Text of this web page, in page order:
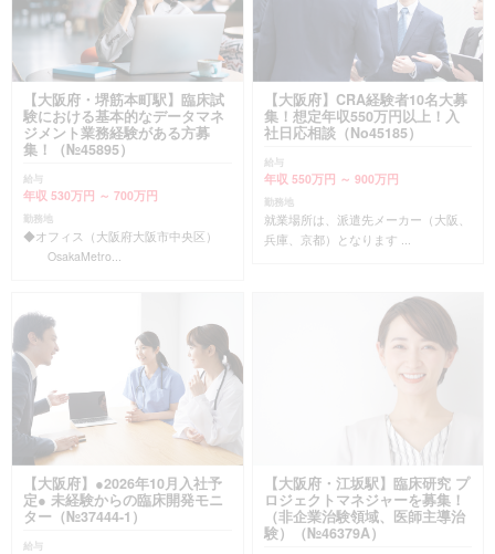
【大阪府・堺筋本町駅】臨床試
験における基本的なデータマネ
ジメント業務経験がある方募
集！（№45895）
給与
年収 530万円 ～ 700万円
勤務地
◆オフィス（大阪府大阪市中央区）
OsakaMetro...
【大阪府】CRA経験者10名大募
集！想定年収550万円以上！入
社日応相談（No45185）
給与
年収 550万円 ～ 900万円
勤務地
就業場所は、派遣先メーカー（大阪、
兵庫、京都）となります ...
【大阪府】●2026年10月入社予
定● 未経験からの臨床開発モニ
ター（№37444-1）
給与
【大阪府・江坂駅】臨床研究 プ
ロジェクトマネジャーを募集！
（非企業治験領域、医師主導治
験）（№46379A）